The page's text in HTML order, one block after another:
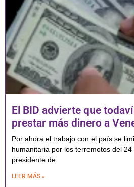
El BID advierte que
prestar más dinero a
Por ahora el trabajo con el país se
humanitaria por los terremotos del
presidente de
LEER MÁS »